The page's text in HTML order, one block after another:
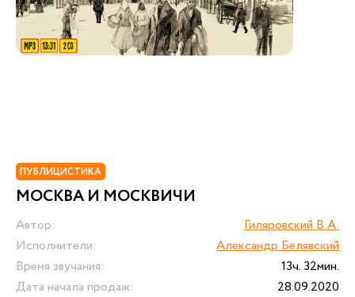
ПУБЛИЦИСТИКА
МОСКВА И МОСКВИЧИ
Автор:
Гиляровский В.А.
Исполнители:
Александр Белявский
Время звучания:
13ч. 32мин.
Дата начала продаж:
28.09.2020